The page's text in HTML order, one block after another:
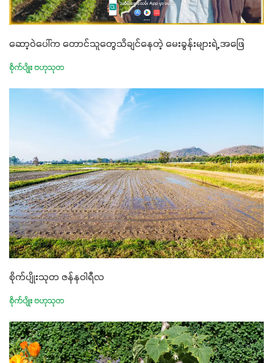
ဆော့ဝဲပေါ်က တောင်သူတွေသိချင်နေတဲ့ မေးခွန်းများရဲ့ အဖြေ
စိုက်ပျိုး ဗဟုသုတ
စိုက်ပျိုးသုတ ဇန်နဝါရီလ
စိုက်ပျိုး ဗဟုသုတ